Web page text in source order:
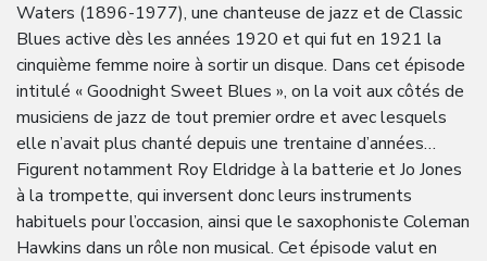
Waters (1896-1977), une chanteuse de jazz et de Classic
Blues active dès les années 1920 et qui fut en 1921 la
cinquième femme noire à sortir un disque. Dans cet épisode
intitulé « Goodnight Sweet Blues », on la voit aux côtés de
musiciens de jazz de tout premier ordre et avec lesquels
elle n’avait plus chanté depuis une trentaine d’années…
Figurent notamment Roy Eldridge à la batterie et Jo Jones
à la trompette, qui inversent donc leurs instruments
habituels pour l’occasion, ainsi que le saxophoniste Coleman
Hawkins dans un rôle non musical. Cet épisode valut en